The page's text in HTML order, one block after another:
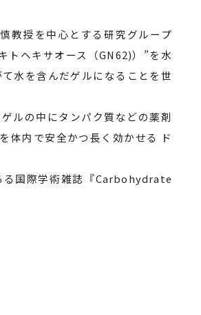
教授を中心とする研究グループ
トヘキサオース（GN62)）”を水
水を含んだゲルになることを世
ルの中にタンパク質などの薬剤
体内で安全かつ長く効かせる ド
る国際学術雑誌『Carbohydrate